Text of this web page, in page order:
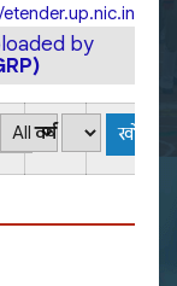
by
वर्ष